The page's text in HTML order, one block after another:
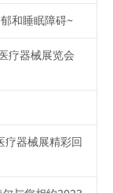
和睡眠障碍~
疗器械展览会
器械展精彩回